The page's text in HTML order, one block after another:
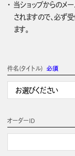
当ショップからのメ
されますので、必ず
ます。
件名(タイトル) 必須
オーダーＩＤ